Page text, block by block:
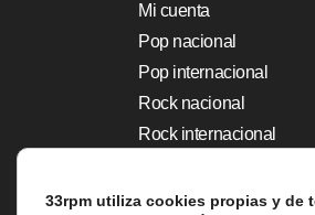
Mi cuenta
Pop nacional
Pop internacional
Rock nacional
Rock internacional
Jazz – Soul
33rpm utiliza cookies propias y de